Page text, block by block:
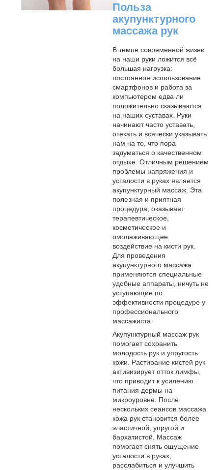
Польза
акупунктурного
массажа рук
В темпе современной жизни
на наши руки ложится всё
большая нагрузка:
постоянное использование
смартфонов и работа за
компьютером едва ли
положительно сказываются
на наших суставах. Руки
начинают часто уставать,
отекать и всячески указывать
нам на то, что пора
задуматься о качественном
отдыхе. Отличным решением
проблемы напряжения и
усталости в руках является
акупунктурный массаж. Эта
полезная и приятная
процедура, оказывает
терапевтическое,
косметическое и
омолаживающее
воздействие на кисти рук.
Для проведения
акупунктурного массажа
применяются специальные
удобные аппараты, ничуть не
уступающие по
эффективности процедуре у
профессионального
массажиста.
Акупунктурный массаж рук
помогает сохранить
молодость рук и упругость
кожи. Растирание кистей рук
активизирует отток лимфы,
что приводит к усилению
питания дермы на
микроуровне. После
нескольких сеансов массажа
кожа рук становится более
эластичной, упругой и
бархатистой. Массаж
помогает снять ощущение
усталости в руках,
расслабиться и улучшить